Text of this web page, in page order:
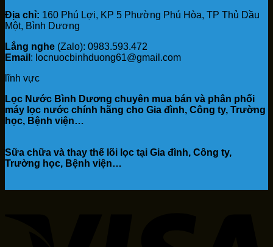
Địa chỉ: 160 Phú Lợi, KP 5 Phường Phú Hòa, TP Thủ Dầu
Một, Bình Dương
Lắng nghe (Zalo): 0983.593.472
Email : locnuocbinhduong61@gmail.com
lĩnh vực
Lọc Nước Bình Dương chuyên mua bán và phân phối
máy lọc nước chính hãng cho Gia đình, Công ty, Trường
học, Bệnh viện…
Sữa chữa và thay thế lõi lọc tại Gia đình, Công ty,
Trường học, Bệnh viện…